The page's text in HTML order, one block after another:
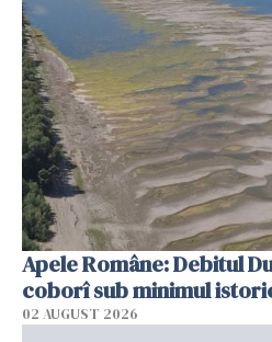
Apele Române: Debitul
coborî sub minimul
02 AUGUST 2026